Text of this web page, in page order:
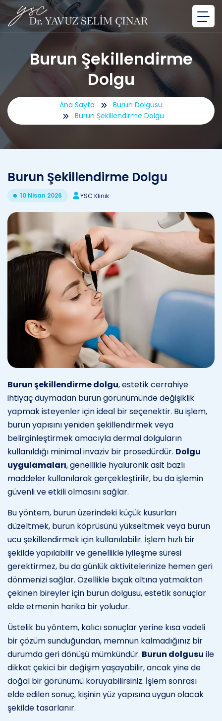
Burun Şekillendirme
Dolgu
Ana Sayfa
Burun Dolgusu
Burun Şekillendirme Dolgu
Burun Şekillendirme Dolgu
10 Nisan 2026 YSC Klinik
Burun şekillendirme dolgu, estetik cerrahiye
ihtiyaç duymadan burun görünümünde değişiklik
yapmak isteyenler için ideal bir seçenektir. Bu işlem,
burun yapısını yeniden şekillendirmek veya
belirginleştirmek amacıyla dermal dolguların
kullanıldığı minimal invaziv bir prosedürdür. Dolgu
uygulamaları, genellikle hyaluronik asit bazlı
maddeler kullanılarak gerçekleştirilir, bu da işlemin
güvenli ve etkili olmasını sağlar.
Bu yöntem, burun üzerindeki küçük kusurları
düzeltmek, burun köprüsünü yükseltmek veya burun
ucu şekillendirmek için kullanılabilir. İşlem hızlı bir
şekilde yapılabilir ve genellikle iyileşme süresi
gerektirmez, bu da günlük aktivitelerinize hemen geri
dönmenizi sağlar. Özellikle bıçak altına yatmaktan
çekinen bireyler için burun dolgusu, estetik sonuçlar
elde etmenin harika bir yoludur.
Üstelik bu yöntem, kalıcı sonuçlar yerine kısa vadeli
bir çözüm sunduğundan, memnun kalmadığınız bir
durumda geri dönüşü mümkündür. Burun dolgusu ile
dikkat çekici bir değişim yaşayabilir, ancak yine de
doğal bir görünümü koruyabilirsiniz. İşlem sonrası
elde edilen sonuç, kişinin yüz yapısına uygun olacak
şekilde tasarlanır.